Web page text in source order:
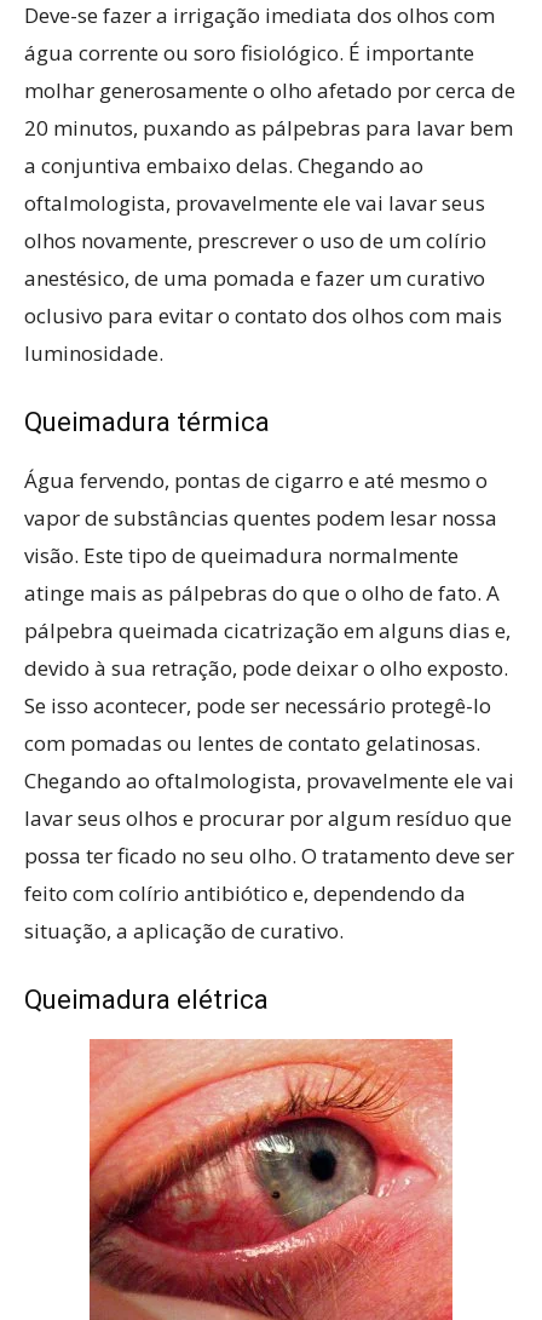
Deve-se fazer a irrigação imediata dos olhos com
água corrente ou soro fisiológico. É importante
molhar generosamente o olho afetado por cerca de
20 minutos, puxando as pálpebras para lavar bem
a conjuntiva embaixo delas. Chegando ao
oftalmologista, provavelmente ele vai lavar seus
olhos novamente, prescrever o uso de um colírio
anestésico, de uma pomada e fazer um curativo
oclusivo para evitar o contato dos olhos com mais
luminosidade.
Queimadura térmica
Água fervendo, pontas de cigarro e até mesmo o
vapor de substâncias quentes podem lesar nossa
visão. Este tipo de queimadura normalmente
atinge mais as pálpebras do que o olho de fato. A
pálpebra queimada cicatrização em alguns dias e,
devido à sua retração, pode deixar o olho exposto.
Se isso acontecer, pode ser necessário protegê-lo
com pomadas ou lentes de contato gelatinosas.
Chegando ao oftalmologista, provavelmente ele vai
lavar seus olhos e procurar por algum resíduo que
possa ter ficado no seu olho. O tratamento deve ser
feito com colírio antibiótico e, dependendo da
situação, a aplicação de curativo.
Queimadura elétrica